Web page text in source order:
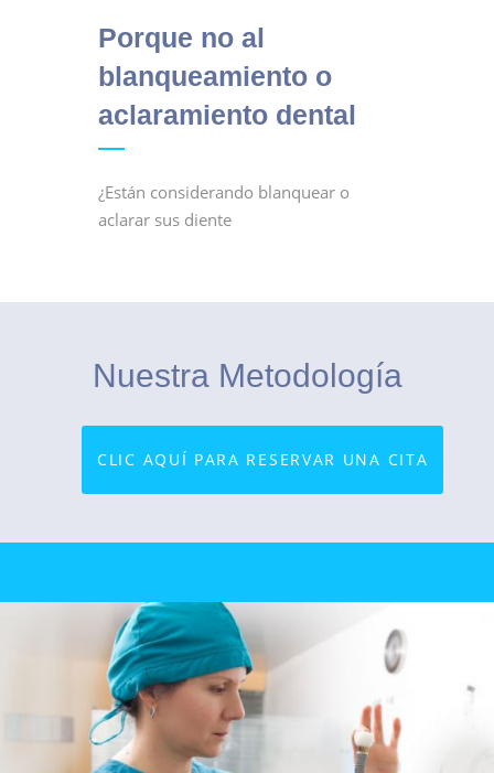
Porque no al
blanqueamiento o
aclaramiento dental
¿Están considerando blanquear o
aclarar sus diente
Nuestra Metodología
CLIC AQUÍ PARA RESERVAR UNA CITA